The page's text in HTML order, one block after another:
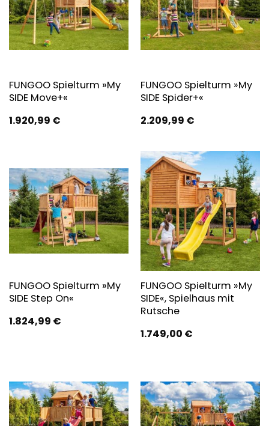
FUNGOO Spielturm »My
SIDE Move+«
1.920,99 €
FUNGOO Spielturm »My
SIDE Spider+«
2.209,99 €
FUNGOO Spielturm »My
SIDE Step On«
1.824,99 €
FUNGOO Spielturm »My
SIDE«, Spielhaus mit
Rutsche
1.749,00 €